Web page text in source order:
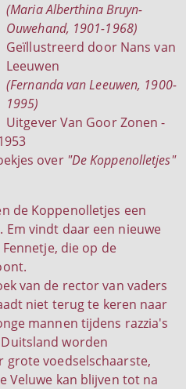
(Maria Alberthina Bruyn-
Ouwehand, 1901-1968)
Geïllustreerd door Nans van
Leeuwen
(Fernanda van Leeuwen, 1900-
1995)
Uitgever Van Goor Zonen -
over "De Koppenolletjes"
de Koppenolletjes een
Em vindt daar een nieuwe
die op de
van de rector van vaders
niet terug te keren naar
mannen tijdens razzia's
worden
grote voedselschaarste,
Veluwe kan blijven tot na